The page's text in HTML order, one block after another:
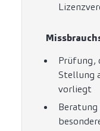
Prüfung,
Stellung
vorliegt
Beratung